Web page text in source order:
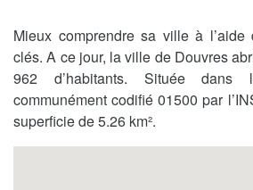
Mieux comprendre sa ville à
clés. A ce jour, la ville de Douvres
962 d’habitants. Située dans
communément codifié 01500 par
superficie de 5.26 km².